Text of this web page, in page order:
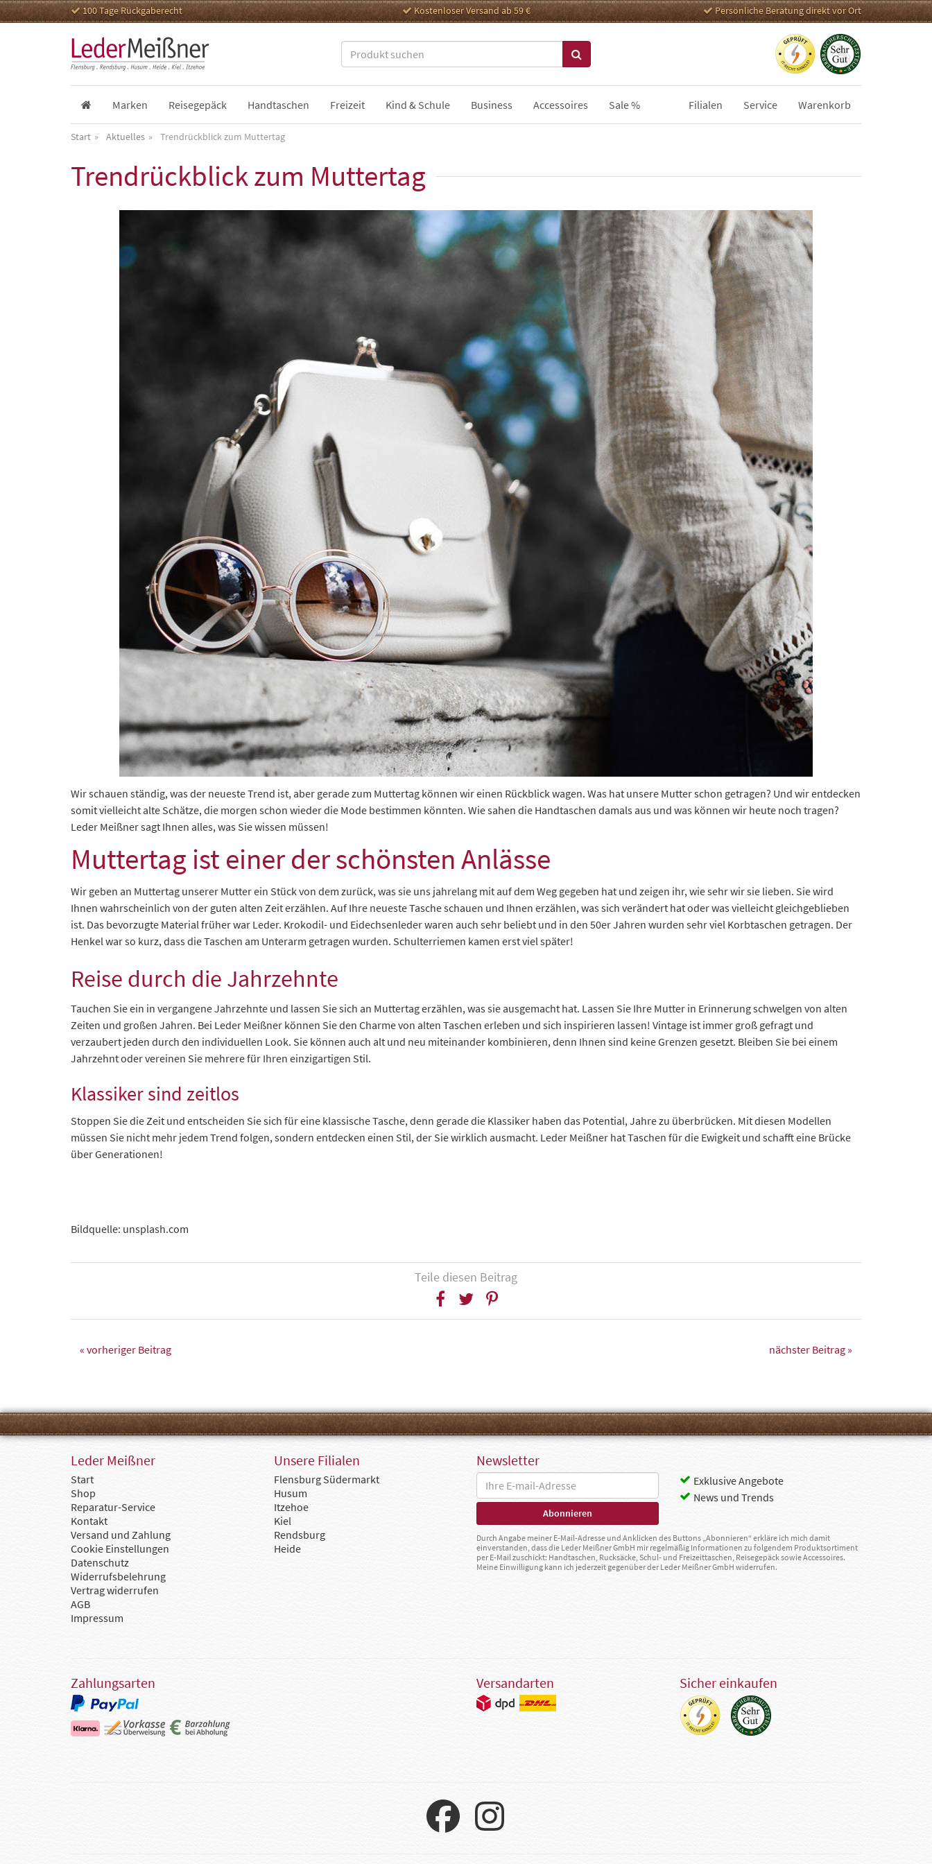
100 Tage Rückgaberecht Kostenloser Versand ab 59 € Persönliche Beratung direkt vor Ort
Marken Reisegepäck Handtaschen Freizeit Kind & Schule Business Accessoires Sale % Filialen Service Warenkorb
Start Aktuelles Trendrückblick zum Muttertag
Trendrückblick zum Muttertag
Wir schauen ständig, was der neueste Trend ist, aber gerade zum Muttertag können wir einen Rückblick wagen. Was hat unsere Mutter schon getragen? Und wir entdecken
somit vielleicht alte Schätze, die morgen schon wieder die Mode bestimmen könnten. Wie sahen die Handtaschen damals aus und was können wir heute noch tragen?
Leder Meißner sagt Ihnen alles, was Sie wissen müssen!
Muttertag ist einer der schönsten Anlässe
Wir geben an Muttertag unserer Mutter ein Stück von dem zurück, was sie uns jahrelang mit auf dem Weg gegeben hat und zeigen ihr, wie sehr wir sie lieben. Sie wird
Ihnen wahrscheinlich von der guten alten Zeit erzählen. Auf Ihre neueste Tasche schauen und Ihnen erzählen, was sich verändert hat oder was vielleicht gleichgeblieben
ist. Das bevorzugte Material früher war Leder. Krokodil- und Eidechsenleder waren auch sehr beliebt und in den 50er Jahren wurden sehr viel Korbtaschen getragen. Der
Henkel war so kurz, dass die Taschen am Unterarm getragen wurden. Schulterriemen kamen erst viel später!
Reise durch die Jahrzehnte
Tauchen Sie ein in vergangene Jahrzehnte und lassen Sie sich an Muttertag erzählen, was sie ausgemacht hat. Lassen Sie Ihre Mutter in Erinnerung schwelgen von alten
Zeiten und großen Jahren. Bei Leder Meißner können Sie den Charme von alten Taschen erleben und sich inspirieren lassen! Vintage ist immer groß gefragt und
verzaubert jeden durch den individuellen Look. Sie können auch alt und neu miteinander kombinieren, denn Ihnen sind keine Grenzen gesetzt. Bleiben Sie bei einem
Jahrzehnt oder vereinen Sie mehrere für Ihren einzigartigen Stil.
Klassiker sind zeitlos
Stoppen Sie die Zeit und entscheiden Sie sich für eine klassische Tasche, denn gerade die Klassiker haben das Potential, Jahre zu überbrücken. Mit diesen Modellen
müssen Sie nicht mehr jedem Trend folgen, sondern entdecken einen Stil, der Sie wirklich ausmacht. Leder Meißner hat Taschen für die Ewigkeit und schafft eine Brücke
über Generationen!
Bildquelle: unsplash.com
Teile diesen Beitrag
« vorheriger Beitrag nächster Beitrag »
Leder Meißner
Start
Shop
Reparatur-Service
Kontakt
Versand und Zahlung
Cookie Einstellungen
Datenschutz
Widerrufsbelehrung
Vertrag widerrufen
AGB
Impressum
Unsere Filialen
Flensburg Südermarkt
Husum
Itzehoe
Kiel
Rendsburg
Heide
Newsletter
Exklusive Angebote
News und Trends
Durch Angabe meiner E-Mail-Adresse und Anklicken des Buttons „Abonnieren“ erkläre ich mich damit
einverstanden, dass die Leder Meißner GmbH mir regelmäßig Informationen zu folgendem Produktsortiment
per E-Mail zuschickt: Handtaschen, Rucksäcke, Schul- und Freizeittaschen, Reisegepäck sowie Accessoires.
Meine Einwilligung kann ich jederzeit gegenüber der Leder Meißner GmbH widerrufen.
Zahlungsarten Versandarten Sicher einkaufen